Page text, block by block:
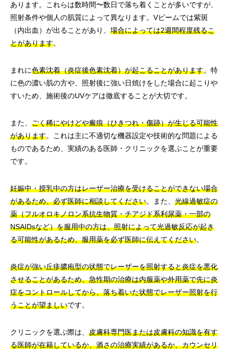
あります。これらは数時間〜数日で落ち着くことが多いですが、
照射条件や個人の肌質によって異なります。Vビームでは紫斑
（内出血）が出ることがあり、 場合によっては2週間程度残るこ
とがあります。
まれに色素沈着（炎症後色素沈着）が起こることがあります。特
に色の濃い肌の方や、照射後に強い日焼けをした場合に起こりや
すいため、施術後のUVケアは徹底することが大切です。
また、 ごく稀にやけどや瘢痕（ひきつれ・傷跡）が生じる可能性
があります。これは主に不適切な機器設定や技術的な問題による
ものであるため、実績のある医師・クリニックを選ぶことが重要
です。
妊娠中・授乳中の方はレーザー治療を受けることができない場合
があるため、必ず医師に相談してください。また、 光線過敏症の
薬（フルオロキノロン系抗生物質・チアジド系利尿薬・一部の
NSAIDsなど）を服用中の方は、照射によって光過敏反応が起き
る可能性があるため、服用薬を必ず医師に伝えてください。
炎症が強い丘疹膿疱型の状態でレーザーを照射すると炎症を悪化
させることがあるため、急性期の治療は内服薬や外用薬で先に炎
症をコントロールしてから、落ち着いた状態でレーザー照射を行
うことが望ましいです。
クリニックを選ぶ際は、 皮膚科専門医または皮膚科の知識を有す
る医師が在籍しているか、酒さの治療実績があるか、カウンセリ